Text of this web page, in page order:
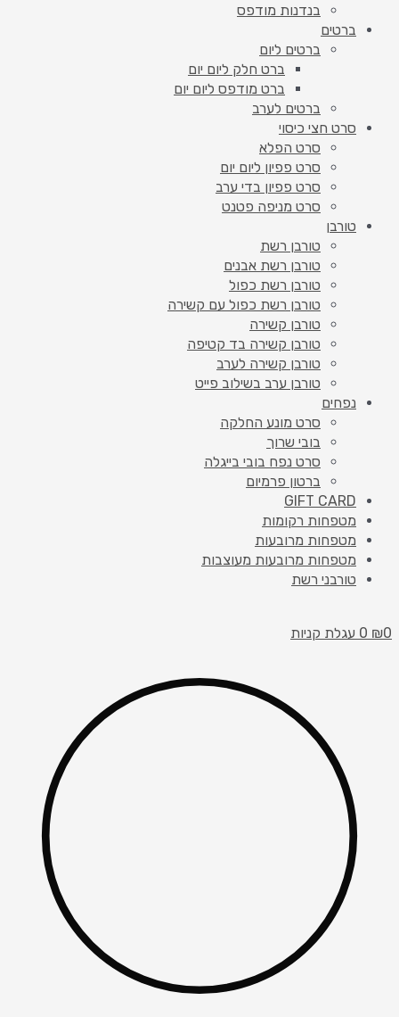
בנדנות מודפס
ברטים
ברטים ליום
ברט חלק ליום יום
ברט מודפס ליום יום
ברטים לערב
סרט חצי כיסוי
סרט הפלא
סרט פפיון ליום יום
סרט פפיון בדי ערב
סרט מניפה פטנט
טורבן
טורבן רשת
טורבן רשת אבנים
טורבן רשת כפול
טורבן רשת כפול עם קשירה
טורבן קשירה
טורבן קשירה בד קטיפה
טורבן קשירה לערב
טורבן ערב בשילוב פייט
נפחים
סרט מונע החלקה
בובי שרוך
סרט נפח בובי בייגלה
ברטון פרמיום
GIFT CARD
מטפחות רקומות
מטפחות מרובעות
מטפחות מרובעות מעוצבות
טורבני רשת
₪0
0 עגלת קניות